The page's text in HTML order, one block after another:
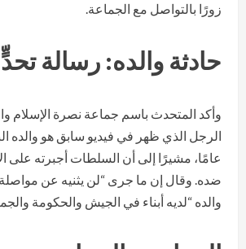
زورًا بالتواصل مع الجماعة.
حادثة والده: رسالة
وأكد المتحدث باسم جماعة نصرة الإسلام
عامًا، مشيرًا إلى أن السلطات أجبرته على
ضده. وقال إن ما جرى “لن يثنيه عن مواصلة
والده “لديه أبناء في الجيش والحكومة